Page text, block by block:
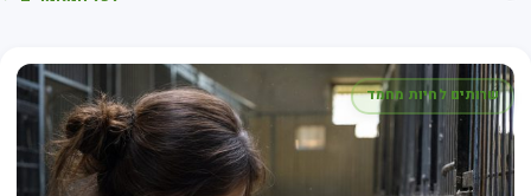
שרותים לחיות מחמד